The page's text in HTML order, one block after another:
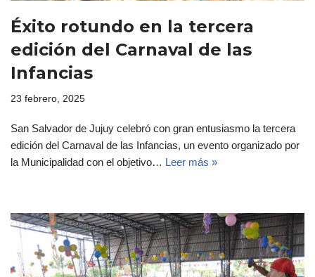
Éxito rotundo en la tercera
edición del Carnaval de las
Infancias
23 febrero, 2025
San Salvador de Jujuy celebró con gran entusiasmo la tercera
edición del Carnaval de las Infancias, un evento organizado por
la Municipalidad con el objetivo… Leer más »